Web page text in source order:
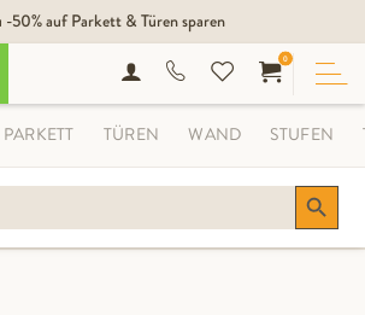
-50% auf Parkett & Türen sparen
Search Button
0
PARKETT TÜREN WAND STUFEN